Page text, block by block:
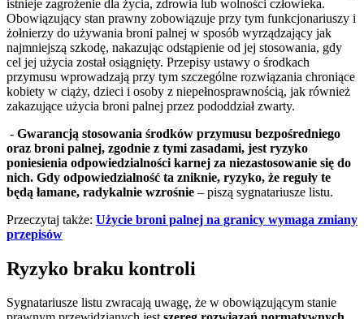
istnieje zagrożenie dla życia, zdrowia lub wolności człowieka.
Obowiązujący stan prawny zobowiązuje przy tym funkcjonariuszy i
żołnierzy do używania broni palnej w sposób wyrządzający jak
najmniejszą szkodę, nakazując odstąpienie od jej stosowania, gdy
cel jej użycia został osiągnięty. Przepisy ustawy o środkach
przymusu wprowadzają przy tym szczególne rozwiązania chroniące
kobiety w ciąży, dzieci i osoby z niepełnosprawnością, jak również
zakazujące użycia broni palnej przez pododdział zwarty.
- Gwarancją stosowania środków przymusu bezpośredniego
oraz broni palnej, zgodnie z tymi zasadami, jest ryzyko
poniesienia odpowiedzialności karnej za niezastosowanie się do
nich. Gdy odpowiedzialność ta zniknie, ryzyko, że reguły te
będą łamane, radykalnie wzrośnie – piszą sygnatariusze listu.
Przeczytaj także: Użycie broni palnej na granicy wymaga zmiany
przepisów
Ryzyko braku kontroli
Sygnatariusze listu zwracają uwagę, że w obowiązującym stanie